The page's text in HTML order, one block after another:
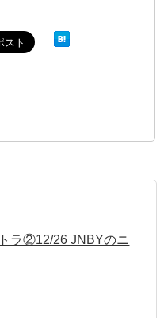
ラ②12/26 JNBYのニ